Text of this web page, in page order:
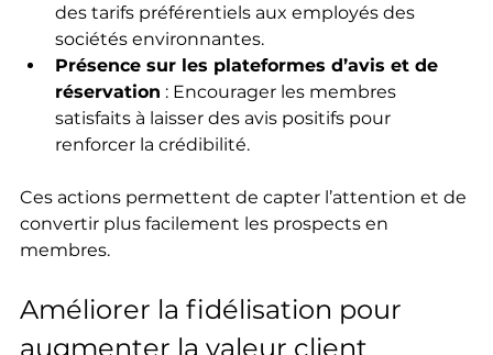
des tarifs préférentiels aux employés des
sociétés environnantes.
Présence sur les plateformes d’avis et de
réservation : Encourager les membres
satisfaits à laisser des avis positifs pour
renforcer la crédibilité.
Ces actions permettent de capter l’attention et de
convertir plus facilement les prospects en
membres.
Améliorer la fidélisation pour
augmenter la valeur client